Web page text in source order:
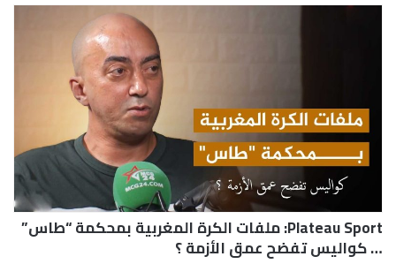
Plateau Sport: ملفات الكرة المغربية بمحكمة “طاس”
… كواليس تفضح عمق الأزمة ؟